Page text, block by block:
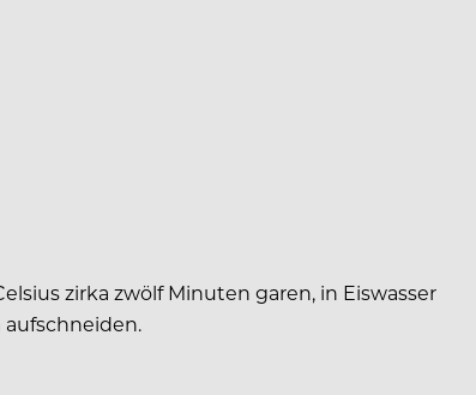
zirka zwölf Minuten garen, in Eiswasser